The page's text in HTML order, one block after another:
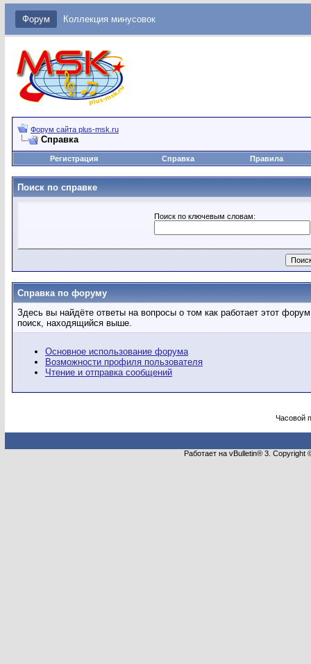
Форум Коллекция минусовок
Форум сайта plus-msk.ru
Справка
Регистрация Справка Правила
Поиск по справке
Поиск по ключевым словам:
Справка по форуму
Здесь вы найдёте ответы на вопросы о том как работает этот
поиск, находящийся выше.
Основное использование форума
Возможности профиля пользователя
Чтение и отправка сообщений
Часовой
Работает на vBulletin® 3.